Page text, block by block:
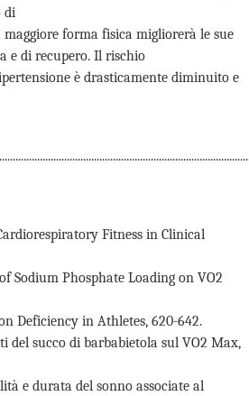
di
forma fisica migliorerà le sue
e di recupero. Il rischio
è drasticamente diminuito e
Fitness in Clinical
Sodium Phosphate Loading on VO2
Deficiency in Athletes, 620-642.
del succo di barbabietola sul VO2 Max,
e durata del sonno associate al